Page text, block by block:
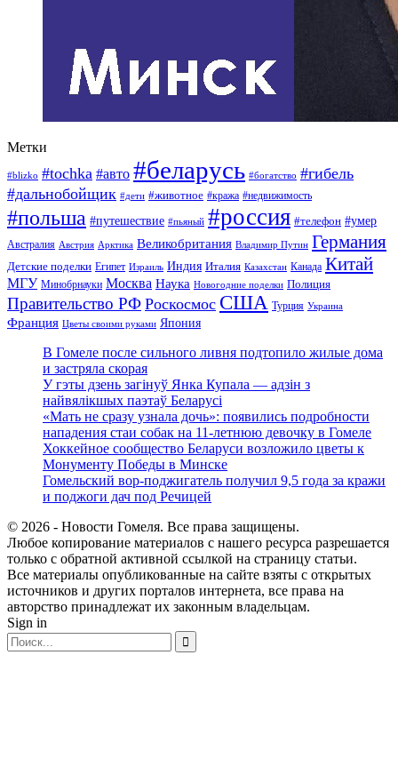
Метки
#blizko #tochka #авто #беларусь #богатство #гибель
#дальнобойщик #дети #животное #кража #недвижимость
#польша #путешествие #пьяный #россия #телефон #умер
Австралия Австрия Арктика Великобритания Владимир Путин Германия
Детские поделки Египет Израиль Индия Италия Казахстан Канада Китай
МГУ Минобрнауки Москва Наука Новогодние поделки Полиция
Правительство РФ Роскосмос США Турция Украина
Франция Цветы своими руками Япония
В Гомеле после сильного ливня подтопило жилые дома
и застряла скорая
У гэты дзень загінуў Янка Купала — адзін з
найвялікшых паэтаў Беларусі
«Мать не сразу узнала дочь»: появились подробности
нападения стаи собак на 11-летнюю девочку в Гомеле
Хоккейное сообщество Беларуси возложило цветы к
Монументу Победы в Минске
Гомельский вор-поджигатель получил 9,5 года за кражи
и поджоги дач под Речицей
© 2026 - Новости Гомеля. Все права защищены.
Любое копирование материалов с нашего ресурса разрешается
только с обратной активной ссылкой на страницу статьи.
Все материалы опубликованные на сайте взяты с открытых
источников и других порталов интернета, все права на
авторство принадлежат их законным владельцам.
Sign in